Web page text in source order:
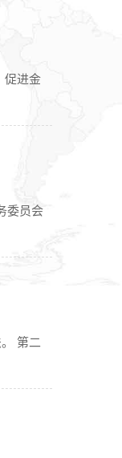
促进金
委员会
第二